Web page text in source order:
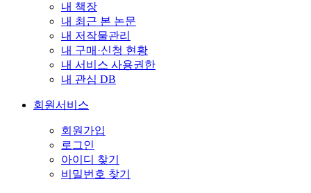
내 책장
내 최근 본 논문
내 저작물관리
내 구매·신청 현황
내 서비스 사용권한
내 관심 DB
회원서비스
회원가입
로그인
아이디 찾기
비밀번호 찾기